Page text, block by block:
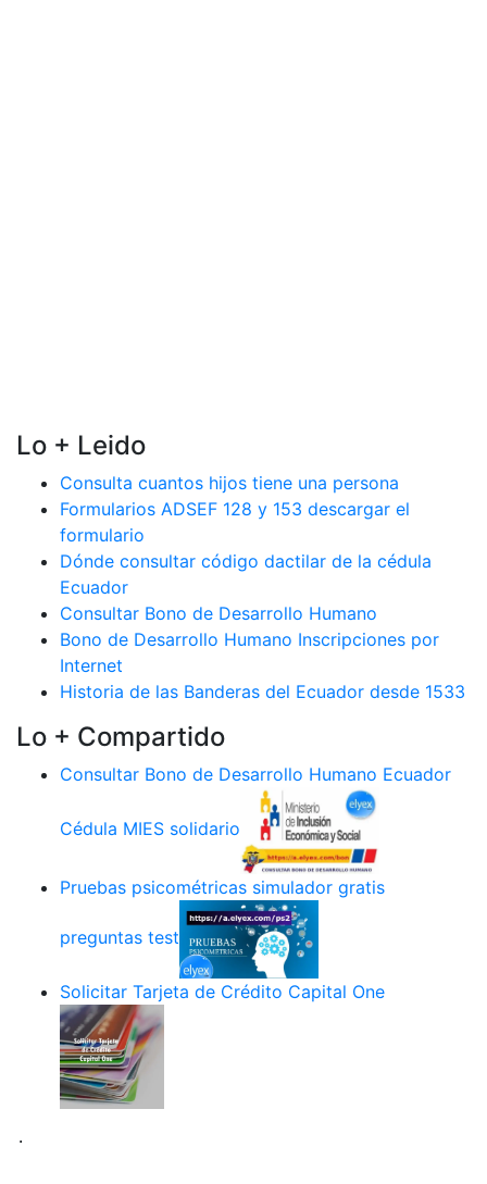
Lo + Leido
Consulta cuantos hijos tiene una persona
Formularios ADSEF 128 y 153 descargar el
formulario
Dónde consultar código dactilar de la cédula
Ecuador
Consultar Bono de Desarrollo Humano
Bono de Desarrollo Humano Inscripciones por
Internet
Historia de las Banderas del Ecuador desde 1533
Lo + Compartido
Consultar Bono de Desarrollo Humano Ecuador
Cédula MIES solidario
Pruebas psicométricas simulador gratis
preguntas test
Solicitar Tarjeta de Crédito Capital One
.